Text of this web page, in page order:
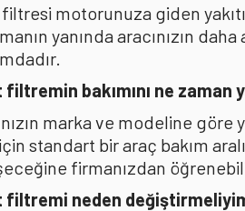
filtresi motorunuza giden
yanında aracınızın
filtremin bakımını ne zaman
marka ve modeline
standart bir araç bakım
firmanızdan
filtremi neden